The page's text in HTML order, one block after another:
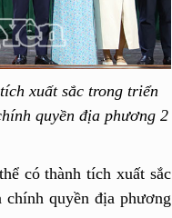
xuất sắc trong triển
quyền địa phương 2
có thành tích xuất sắc
quyền địa phương